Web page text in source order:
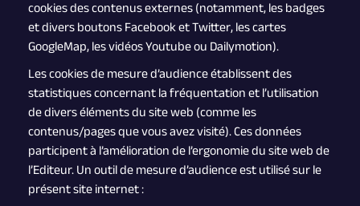
cookies des contenus externes (notamment, les badges
et divers boutons Facebook et Twitter, les cartes
GoogleMap, les vidéos Youtube ou Dailymotion).
Les cookies de mesure d’audience établissent des
statistiques concernant la fréquentation et l’utilisation
de divers éléments du site web (comme les
contenus/pages que vous avez visité). Ces données
participent à l’amélioration de l’ergonomie du site web de
l’Editeur. Un outil de mesure d’audience est utilisé sur le
présent site internet :